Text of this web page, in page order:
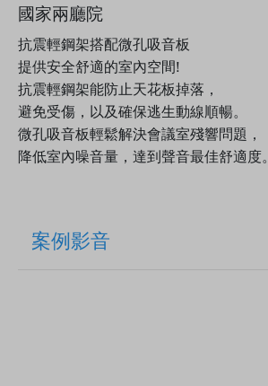
國家兩廳院
抗震輕鋼架搭配微孔吸音板
提供安全舒適的室內空間!
抗震輕鋼架能防止天花板掉落，
避免受傷，以及確保逃生動線順暢。
微孔吸音板輕鬆解決會議室殘響問題，
降低室內噪音量，達到聲音最佳舒適度。
案例影音